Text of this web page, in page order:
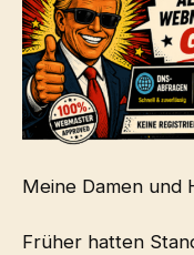
Meine Damen und
Früher hatten